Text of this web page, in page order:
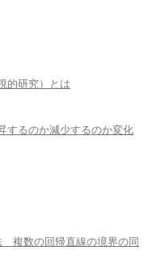
的研究）とは
るのか減少するのか変化
複数の回帰直線の境界の同